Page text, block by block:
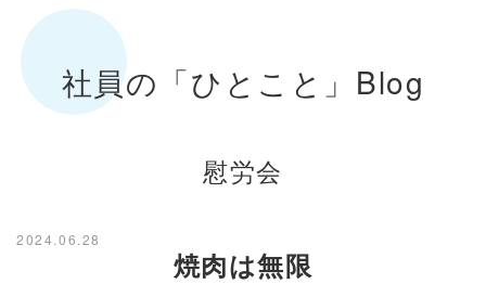
社員の「ひとこと」Blog
慰労会
2024.06.28
焼肉は無限